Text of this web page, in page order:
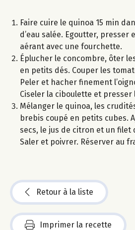
Faire cuire le quinoa 15 min
d’eau salée. Egoutter,
aérant avec une fourchette.
Éplucher le concombre, ôter
en petits dés. Couper les
Peler et hacher finement
Ciseler la ciboulette et presser
Mélanger le quinoa, les
brebis coupé en petits cubes.
secs, le jus de citron et un filet
Saler et poivrer. Réserver au
Retour à la liste
Imprimer la recette